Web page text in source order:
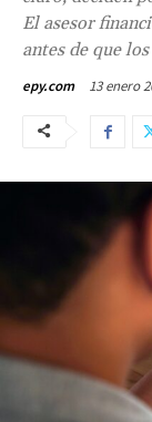
El asesor
antes de que
epy.com 13 enero